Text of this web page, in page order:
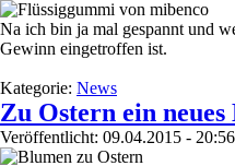
Na ich bin ja mal gespannt und
Gewinn eingetroffen ist.
Kategorie: News
Zu Ostern ein
Veröffentlicht: 09.04.2015 - 20:56